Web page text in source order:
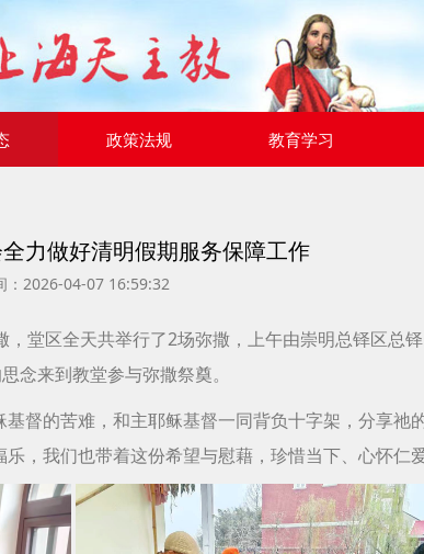
政策法规 教育学习
力做好清明假期服务保障工作
：2026-04-07 16:59:32
堂区全天共举行了2场弥撒，上午由崇明总铎区总
念来到教堂参与弥撒祭奠。
督的苦难，和主耶稣基督一同背负十字架，分享祂
，我们也带着这份希望与慰藉，珍惜当下、心怀仁